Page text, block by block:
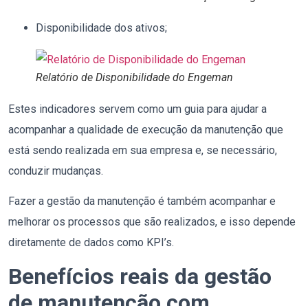
Disponibilidade dos ativos;
Relatório de Disponibilidade do Engeman
Estes indicadores servem como um guia para ajudar a
acompanhar a qualidade de execução da manutenção que
está sendo realizada em sua empresa e, se necessário,
conduzir mudanças.
Fazer a gestão da manutenção é também acompanhar e
melhorar os processos que são realizados, e isso depende
diretamente de dados como KPI’s.
Benefícios reais da gestão